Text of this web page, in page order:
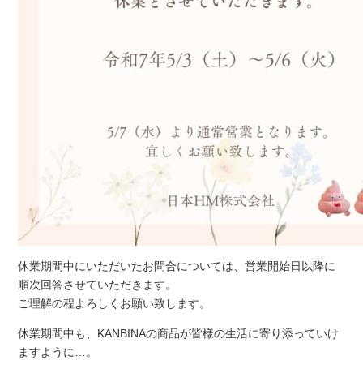
休業期間中にいただいたお問合については、営業開始日以降に
順次回答させていただきます。
ご理解の程よろしくお願い致します。
休業期間中も、KANBINAの商品が皆様の生活に寄り添っていけ
ますように…。